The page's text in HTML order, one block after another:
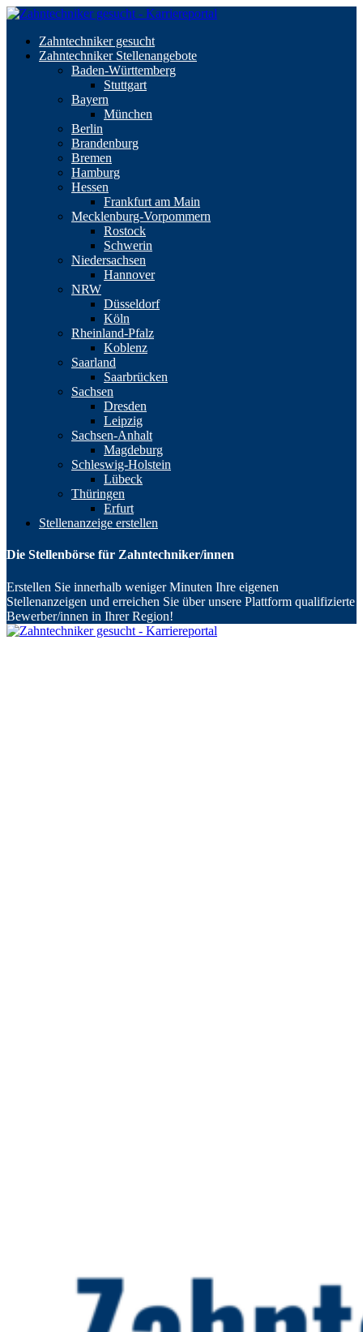
Zahntechniker gesucht
Zahntechniker Stellenangebote
Baden-Württemberg
Stuttgart
Bayern
München
Berlin
Brandenburg
Bremen
Hamburg
Hessen
Frankfurt am Main
Mecklenburg-Vorpommern
Rostock
Schwerin
Niedersachsen
Hannover
NRW
Düsseldorf
Köln
Rheinland-Pfalz
Koblenz
Saarland
Saarbrücken
Sachsen
Dresden
Leipzig
Sachsen-Anhalt
Magdeburg
Schleswig-Holstein
Lübeck
Thüringen
Erfurt
Stellenanzeige erstellen
Die Stellenbörse für Zahntechniker/innen
Erstellen Sie innerhalb weniger Minuten Ihre eigenen
Stellenanzeigen und erreichen Sie über unsere Plattform qualifizierte
Bewerber/innen in Ihrer Region!